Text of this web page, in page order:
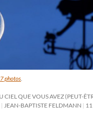
photos.
CIEL QUE VOUS AVEZ (PEUT-
JEAN-BAPTISTE FELDMANN